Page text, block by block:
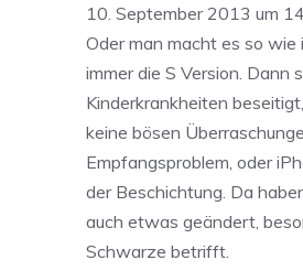
10. September 2013 um
Oder man macht es so wie
immer die S Version. Dann
Kinderkrankheiten
keine bösen
Empfangsproblem, oder
der Beschichtung. Da
auch etwas geändert,
Schwarze betrifft.